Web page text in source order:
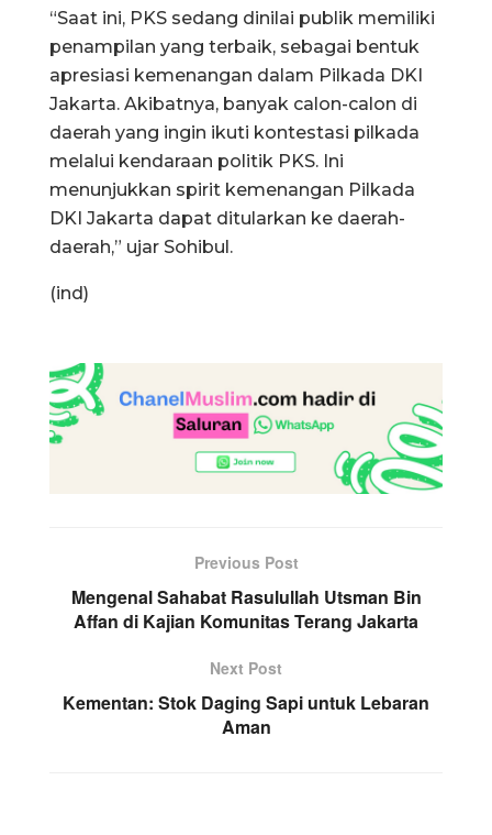
“Saat ini, PKS sedang dinilai publik memiliki
penampilan yang terbaik, sebagai bentuk
apresiasi kemenangan dalam Pilkada DKI
Jakarta. Akibatnya, banyak calon-calon di
daerah yang ingin ikuti kontestasi pilkada
melalui kendaraan politik PKS. Ini
menunjukkan spirit kemenangan Pilkada
DKI Jakarta dapat ditularkan ke daerah-
daerah,” ujar Sohibul.
(ind)
Previous Post
Mengenal Sahabat Rasulullah Utsman Bin
Affan di Kajian Komunitas Terang Jakarta
Next Post
Kementan: Stok Daging Sapi untuk Lebaran
Aman